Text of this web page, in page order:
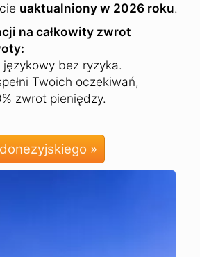
uaktualniony w 2026 roku.
na całkowity zwrot
bez ryzyka.
Twoich oczekiwań,
zwrot pieniędzy.
»